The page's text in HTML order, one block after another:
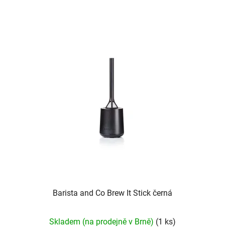
Barista and Co Brew It Stick černá
Skladem (na prodejně v Brně) (1 ks)